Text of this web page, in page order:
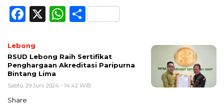
Facebook
X WhatsApp
Share
Lebong
RSUD Lebong Raih Sertifikat
Penghargaan Akreditasi Paripurna
Bintang Lima
Sabtu, 29 Juni 2024 - 14:42 WIB
Share